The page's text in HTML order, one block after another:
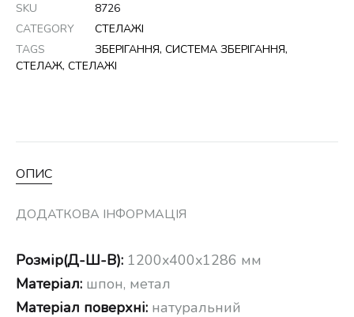
SKU
8726
CATEGORY
СТЕЛАЖІ
TAGS
ЗБЕРІГАННЯ, СИСТЕМА ЗБЕРІГАННЯ,
СТЕЛАЖ, СТЕЛАЖІ
ОПИС
ДОДАТКОВА ІНФОРМАЦІЯ
Розмір(Д-Ш-В): 1200x400x1286 мм
Матеріал: шпон, метал
Матеріал поверхні: натуральний